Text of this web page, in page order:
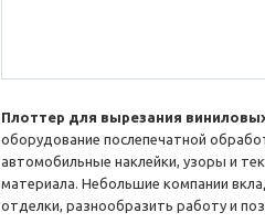
Плоттер для вырезания
оборудование послепечатной
автомобильные наклейки, узоры и
материала. Небольшие компании
отделки, разнообразить работу и